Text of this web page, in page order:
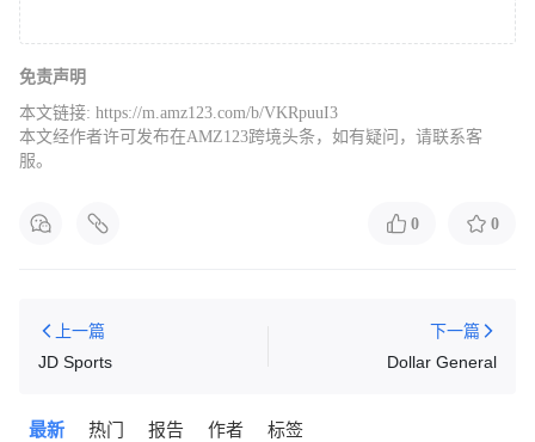
免责声明
本文链接: https://m.amz123.com/b/VKRpuuI3
本文经作者许可发布在AMZ123跨境头条，如有疑问，请联系客
服。
0 0
上一篇
JD Sports
下一篇
Dollar General
最新 热门 报告 作者 标签